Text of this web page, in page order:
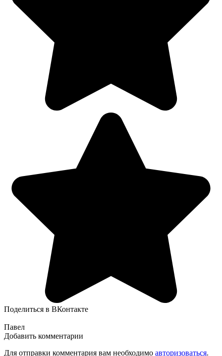
Поделиться в ВКонтакте
Павел
Добавить комментарии
Для отправки комментария вам необходимо авторизоваться.